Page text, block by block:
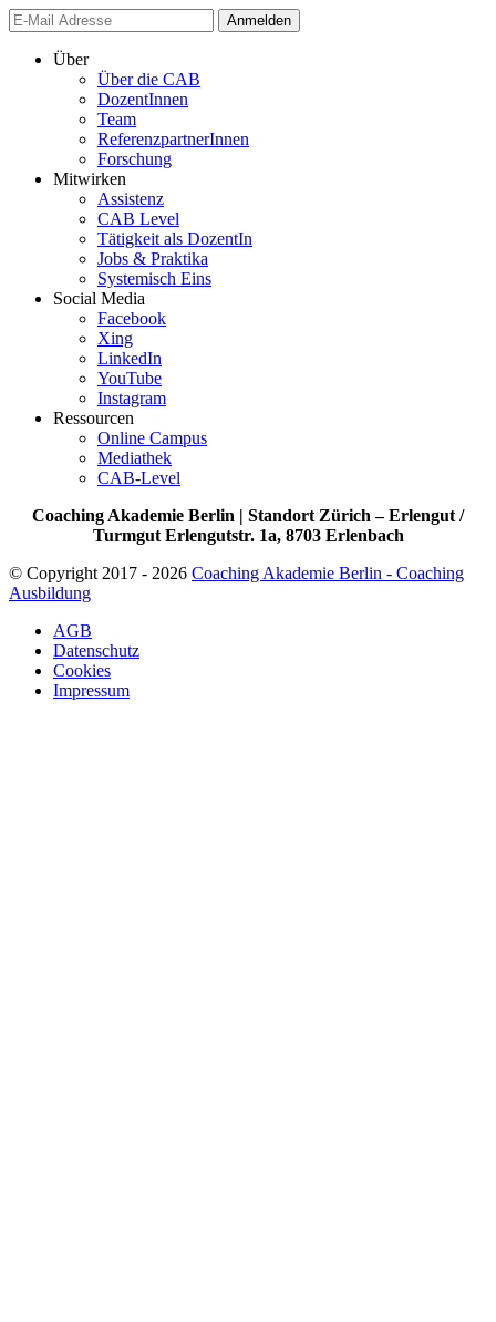
Anmelden
Über
Über die CAB
DozentInnen
Team
ReferenzpartnerInnen
Forschung
Mitwirken
Assistenz
CAB Level
Tätigkeit als DozentIn
Jobs & Praktika
Systemisch Eins
Social Media
Facebook
Xing
LinkedIn
YouTube
Instagram
Ressourcen
Online Campus
Mediathek
CAB-Level
Coaching Akademie Berlin | Standort Zürich – Erlengut /
Turmgut Erlengutstr. 1a, 8703 Erlenbach
© Copyright 2017 - 2026 Coaching Akademie Berlin - Coaching
Ausbildung
AGB
Datenschutz
Cookies
Impressum